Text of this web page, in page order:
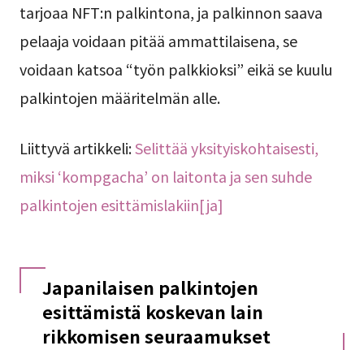
tarjoaa NFT:n palkintona, ja palkinnon saava
pelaaja voidaan pitää ammattilaisena, se
voidaan katsoa “työn palkkioksi” eikä se kuulu
palkintojen määritelmän alle.
Liittyvä artikkeli:Selittää yksityiskohtaisesti,
miksi ‘kompgacha’ on laitonta ja sen suhde
palkintojen esittämislakiin[ja]
Japanilaisen palkintojen
esittämistä koskevan lain
rikkomisen seuraamukset